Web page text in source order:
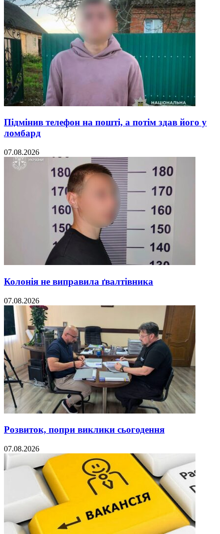
Підмінив телефон на пошті, а потім здав його у
ломбард
07.08.2026
Колонія не виправила ґвалтівника
07.08.2026
Розвиток, попри виклики сьогодення
07.08.2026